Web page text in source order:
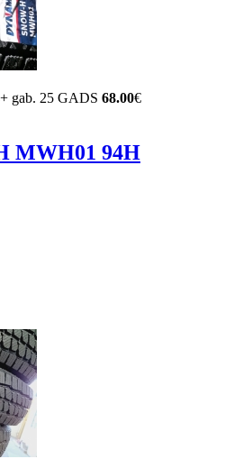
gab. 25 GADS 68.00€
MWH01 94H